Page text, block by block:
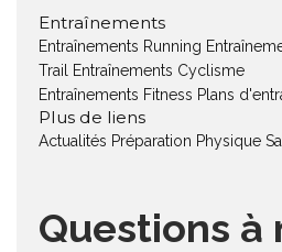
Entraînements
Entraînements Running
Trail
Entraînements Cyclisme
Entraînements Fitness Plans
Plus de liens
Actualités Préparation Physique
Questions à